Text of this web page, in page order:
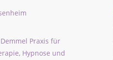
Praxis für
Hypnose und